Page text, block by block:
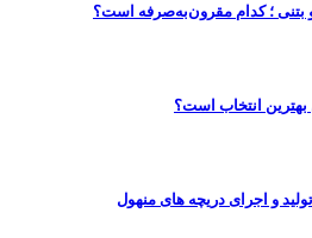
بتنی ؛ کدام مقرون‌به‌صرفه است؟
بهترین انتخاب است؟